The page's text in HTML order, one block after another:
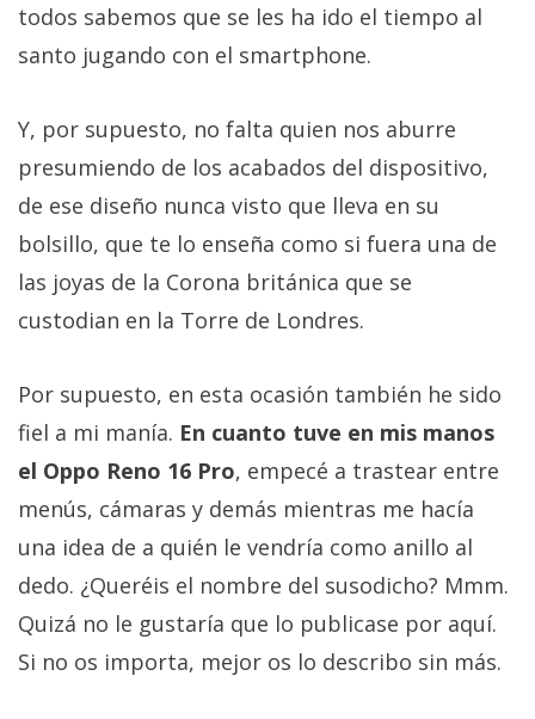
todos sabemos que se les ha ido el tiempo al
santo jugando con el smartphone.
Y, por supuesto, no falta quien nos aburre
presumiendo de los acabados del dispositivo,
de ese diseño nunca visto que lleva en su
bolsillo, que te lo enseña como si fuera una de
las joyas de la Corona británica que se
custodian en la Torre de Londres.
Por supuesto, en esta ocasión también he sido
fiel a mi manía. En cuanto tuve en mis manos
el Oppo Reno 16 Pro, empecé a trastear entre
menús, cámaras y demás mientras me hacía
una idea de a quién le vendría como anillo al
dedo. ¿Queréis el nombre del susodicho? Mmm.
Quizá no le gustaría que lo publicase por aquí.
Si no os importa, mejor os lo describo sin más.